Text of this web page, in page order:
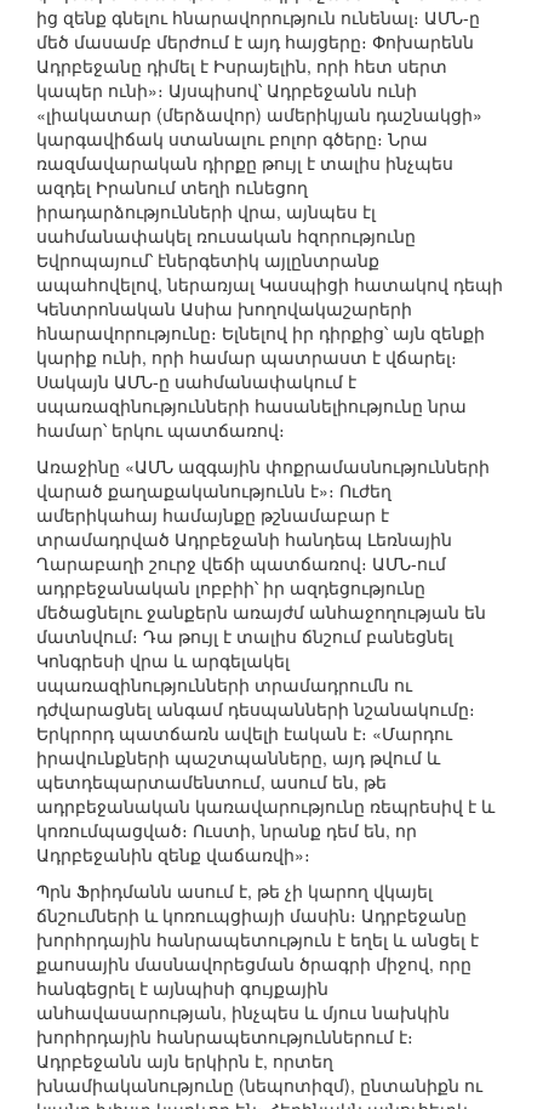
ից զենք գնելու հնարավորություն ունենալ։ ԱՄՆ-ը
մեծ մասամբ մերժում է այդ հայցերը։ Փոխարենն
Ադրբեջանը դիմել է Իսրայելին, որի հետ սերտ
կապեր ունի»։ Այսպիսով՝ Ադրբեջանն ունի
«լիակատար (մերձավոր) ամերիկյան դաշնակցի»
կարգավիճակ ստանալու բոլոր գծերը։ Նրա
ռազմավարական դիրքը թույլ է տալիս ինչպես
ազդել Իրանում տեղի ունեցող
իրադարձությունների վրա, այնպես էլ
սահմանափակել ռուսական հզորությունը
Եվրոպայում՝ էներգետիկ այլընտրանք
ապահովելով, ներառյալ Կասպիցի հատակով դեպի
Կենտրոնական Ասիա խողովակաշարերի
հնարավորությունը։ Ելնելով իր դիրքից՝ այն զենքի
կարիք ունի, որի համար պատրաստ է վճարել։
Սակայն ԱՄՆ-ը սահմանափակում է
սպառազինությունների հասանելիությունը նրա
համար՝ երկու պատճառով։
Առաջինը «ԱՄՆ ազգային փոքրամասնությունների
վարած քաղաքականությունն է»։ Ուժեղ
ամերիկահայ համայնքը թշնամաբար է
տրամադրված Ադրբեջանի հանդեպ Լեռնային
Ղարաբաղի շուրջ վեճի պատճառով։ ԱՄՆ-ում
ադրբեջանական լոբբիի՝ իր ազդեցությունը
մեծացնելու ջանքերն առայժմ անհաջողության են
մատնվում։ Դա թույլ է տալիս ճնշում բանեցնել
Կոնգրեսի վրա և արգելակել
սպառազինությունների տրամադրումն ու
դժվարացնել անգամ դեսպանների նշանակումը։
Երկրորդ պատճառն ավելի էական է։ «Մարդու
իրավունքների պաշտպանները, այդ թվում և
պետդեպարտամենտում, ասում են, թե
ադրբեջանական կառավարությունը ռեպրեսիվ է և
կոռումպացված։ Ուստի, նրանք դեմ են, որ
Ադրբեջանին զենք վաճառվի»։
Պրն Ֆրիդմանն ասում է, թե չի կարող վկայել
ճնշումների և կոռուպցիայի մասին։ Ադրբեջանը
խորհրդային հանրապետություն է եղել և անցել է
քաոսային մասնավորեցման ծրագրի միջով, որը
հանգեցրել է այնպիսի գույքային
անհավասարության, ինչպես և մյուս նախկին
խորհրդային հանրապետություններում է։
Ադրբեջանն այն երկիրն է, որտեղ
խնամիականությունը (նեպոտիզմ), ընտանիքն ու